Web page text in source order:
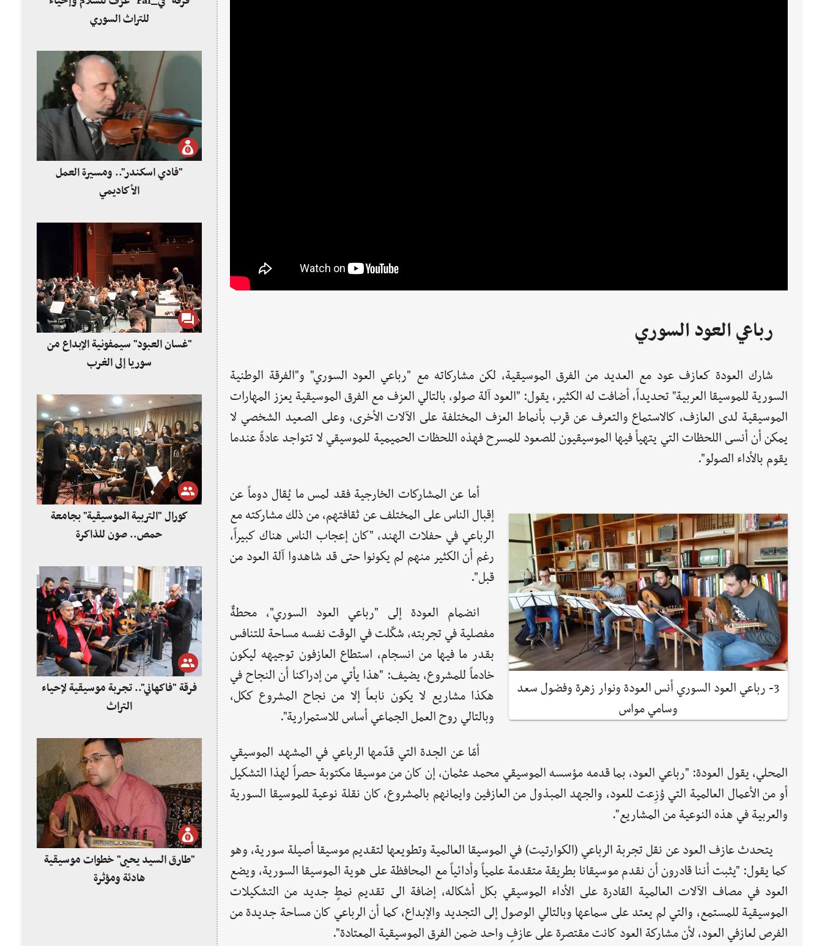
رباعي العود السوري
شارك العودة كعازف عود مع العديد من الفرق الموسيقية، لكن مشاركاته مع "رباعي العود السوري" و"الفرقة الوطنية
السورية للموسيقا العربية" تحديداً، أضافت له الكثير، يقول: "العود آلة صولو، بالتالي العزف مع الفرق الموسيقية يعزز المهارات
الموسيقية لدى العازف، كالاستماع والتعرف عن قرب بأنماط العزف المختلفة على الآلات الأخرى، وعلى الصعيد الشخصي لا
يمكن أن أنسى اللحظات التي يتهيأ فيها الموسيقيون للصعود للمسرح فهذه اللحظات الحميمية للموسيقي لا تتواجد عادةً عندما
يقوم بالأداء الصولو".
3- رباعي العود السوري أنس العودة ونوار زهرة وفضول سعد
وسامي مواس
أما عن المشاركات الخارجية فقد لمس ما يُقال دوماً عن
إقبال الناس على المختلف عن ثقافتهم، من ذلك مشاركته مع
الرباعي في حفلات الهند، "كان إعجاب الناس هناك كبيراً،
رغم أن الكثير منهم لم يكونوا حتى قد شاهدوا آلة العود من
قبل".
انضمام العودة إلى "رباعي العود السوري"، محطةٌ
مفصلية في تجربته، شكّلت في الوقت نفسه مساحة للتنافس
بقدر ما فيها من انسجام، استطاع العازفون توجيهه ليكون
خادماً للمشروع، يضيف: "هذا يأتي من إدراكنا أن النجاح في
هكذا مشاريع لا يكون نابعاً إلا من نجاح المشروع ككل،
وبالتالي روح العمل الجماعي أساس للاستمرارية".
أمّا عن الجدة التي قدّمها الرباعي في المشهد الموسيقي
المحلي، يقول العودة: "رباعي العود، بما قدمه مؤسسه الموسيقي محمد عثمان، إن كان من موسيقا مكتوبة حصراً لهذا التشكيل
أو من الأعمال العالمية التي وُزِعت للعود، والجهد المبذول من العازفين وايمانهم بالمشروع، كان نقلة نوعية للموسيقا السورية
والعربية في هذه النوعية من المشاريع".
يتحدث عازف العود عن نقل تجربة الرباعي (الكوارتيت) في الموسيقا العالمية وتطويعها لتقديم موسيقا أصيلة سورية، وهو
كما يقول: "يثبت أننا قادرون أن نقدم موسيقانا بطريقة متقدمة علمياً وأدائياً مع المحافظة على هوية الموسيقا السورية، ويضع
العود في مصاف الآلات العالمية القادرة على الأداء الموسيقي بكل أشكاله، إضافة الى تقديم نمطٍ جديد من التشكيلات
الموسيقية للمستمع، والتي لم يعتد على سماعها وبالتالي الوصول إلى التجديد والإبداع، كما أن الرباعي كان مساحة جديدة من
الفرص لعازفي العود، لأن مشاركة العود كانت مقتصرة على عازفٍ واحد ضمن الفرق الموسيقية المعتادة".
للتراث السوري
"فادي اسكندر".. ومسيرة العمل
الأكاديمي
"غسان العبود" سيمفونية الإبداع من
سوريا إلى الغرب
كورال "التربية الموسيقية" بجامعة
حمص.. صون للذاكرة
فرقة "فاكهاني".. تجربة موسيقية لإحياء
التراث
"طارق السيد يحيى" خطوات موسيقية
هادئة ومؤثرة